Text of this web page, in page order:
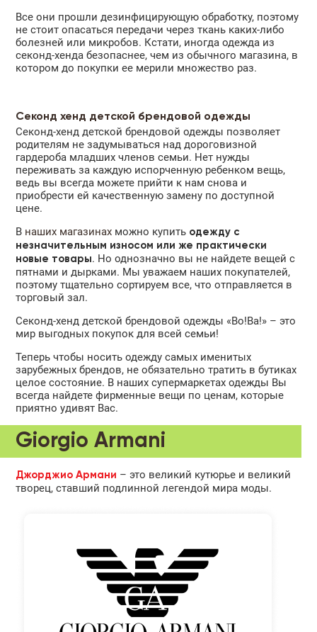
Все они прошли дезинфицирующую обработку, поэтому
не стоит опасаться передачи через ткань каких-либо
болезней или микробов. Кстати, иногда одежда из
секонд-хенда безопаснее, чем из обычного магазина, в
котором до покупки ее мерили множество раз.
Секонд хенд детской брендовой одежды
Секонд-хенд детской брендовой одежды позволяет
родителям не задумываться над дороговизной
гардероба младших членов семьи. Нет нужды
переживать за каждую испорченную ребенком вещь,
ведь вы всегда можете прийти к нам снова и
приобрести ей качественную замену по доступной
цене.
В наших магазинах можно купить одежду с
незначительным износом или же практически
новые товары. Но однозначно вы не найдете вещей с
пятнами и дырками. Мы уважаем наших покупателей,
поэтому тщательно сортируем все, что отправляется в
торговый зал.
Секонд-хенд детской брендовой одежды «Во!Ва!» – это
мир выгодных покупок для всей семьи!
Теперь чтобы носить одежду самых именитых
зарубежных брендов, не обязательно тратить в бутиках
целое состояние. В наших супермаркетах одежды Вы
всегда найдете фирменные вещи по ценам, которые
приятно удивят Вас.
Giorgio Armani
Джорджио Армани – это великий кутюрье и великий
творец, ставший подлинной легендой мира моды.